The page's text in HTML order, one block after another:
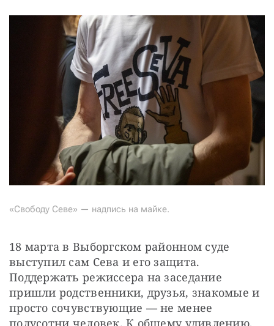
«Свободу Севе» — надпись на майке.
18 марта в Выборгском районном суде
выступил сам Сева и его защита.
Поддержать режиссера на заседание
пришли родственники, друзья, знакомые и
просто сочувствующие — не менее
полусотни человек. К общему удивлению,